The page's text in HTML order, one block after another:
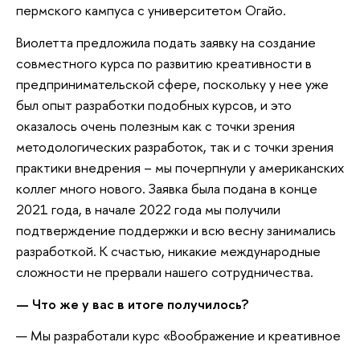
пермского кампуса с университетом Огайо.
Виолетта предложила подать заявку на создание
совместного курса по развитию креативности в
предпринимательской сфере, поскольку у нее уже
был опыт разработки подобных курсов, и это
оказалось очень полезным как с точки зрения
методологических разработок, так и с точки зрения
практики внедрения – мы почерпнули у американских
коллег много нового. Заявка была подана в конце
2021 года, в начале 2022 года мы получили
подтверждение поддержки и всю весну занимались
разработкой. К счастью, никакие международные
сложности не прервали нашего сотрудничества.
— Что же у вас в итоге получилось?
— Мы разработали курс «Воображение и креативное